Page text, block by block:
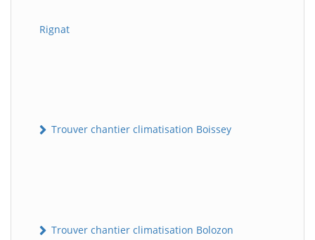
Rignat
Trouver chantier climatisation Boissey
Trouver chantier climatisation Bolozon